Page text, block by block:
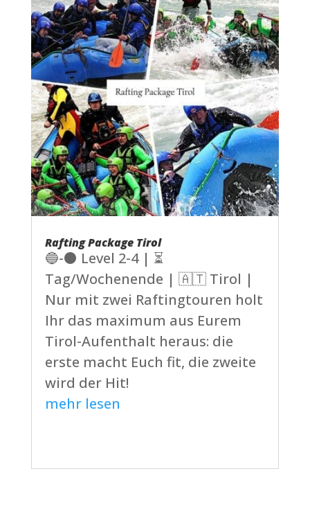
Rafting Package Tirol
🔵-⚫ Level 2-4 | ⏳
Tag/Wochenende | 🇦🇹 Tirol |
Nur mit zwei Raftingtouren holt
Ihr das maximum aus Eurem
Tirol-Aufenthalt heraus: die
erste macht Euch fit, die zweite
wird der Hit!
mehr lesen